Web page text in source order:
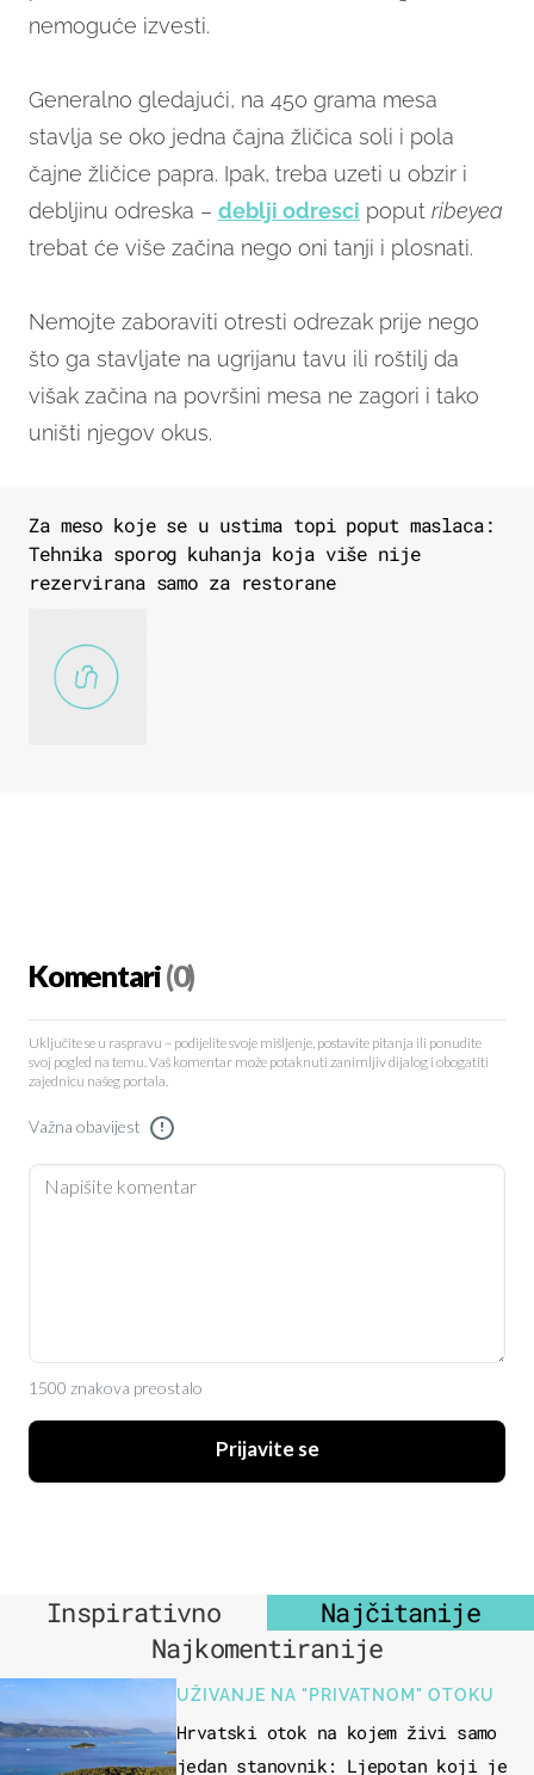
nemoguće izvesti.
Generalno gledajući, na 450 grama mesa
stavlja se oko jedna čajna žličica soli i pola
čajne žličice papra. Ipak, treba uzeti u obzir i
debljinu odreska – deblji odresci poput ribeyea
trebat će više začina nego oni tanji i plosnati.
Nemojte zaboraviti otresti odrezak prije nego
što ga stavljate na ugrijanu tavu ili roštilj da
višak začina na površini mesa ne zagori i tako
uništi njegov okus.
Za meso koje se u ustima topi poput maslaca:
Tehnika sporog kuhanja koja više nije
rezervirana samo za restorane
Komentari(0)
Uključite se u raspravu – podijelite svoje mišljenje, postavite pitanja ili ponudite
svoj pogled na temu. Vaš komentar može potaknuti zanimljiv dijalog i obogatiti
zajednicu našeg portala.
Važna obavijest !
1500 znakova preostalo
Prijavite se
Inspirativno
Najčitanije
Najkomentiranije
UŽIVANJE NA "PRIVATNOM" OTOKU
Hrvatski otok na kojem živi samo
jedan stanovnik: Ljepotan koji je